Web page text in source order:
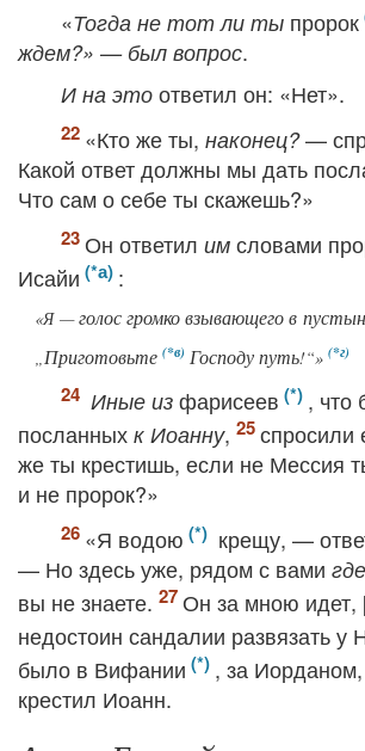
«Тогда не тот ли ты пророк
ждем?» — был вопрос.
И на это ответил он: «Нет».
«Кто же ты, наконец?—
Какой ответ должны мы дать
Что сам о себе ты скажешь?»
Он ответил им словами
Исайи
:
«Я —голос громко взывающего в
„Приготовьте Господу путь!“»
Иные из фарисеев
, что
посланных к Иоанну,
спросили
же ты крестишь, если не Мессия
и не пророк?»
«Я водою
крещу, —
— Но здесь уже, рядом с вами
вы не знаете.
Он за мною идет,
недостоин сандалии развязать у
было в Вифании
, за
крестил Иоанн.